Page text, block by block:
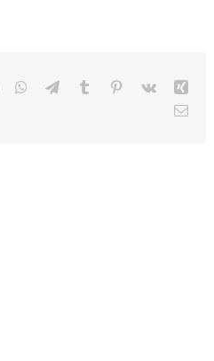
WhatsApp
TelegramTumblr Pinterest
Vk
Xing
Email